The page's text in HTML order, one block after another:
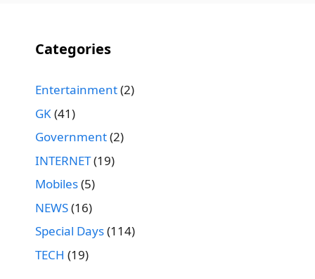
Categories
Entertainment(2)
GK (41)
Government(2)
INTERNET(19)
Mobiles(5)
NEWS(16)
Special Days(114)
TECH (19)